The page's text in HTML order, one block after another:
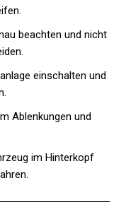
beachten und nicht
einschalten und
Ablenkungen und
im Hinterkopf